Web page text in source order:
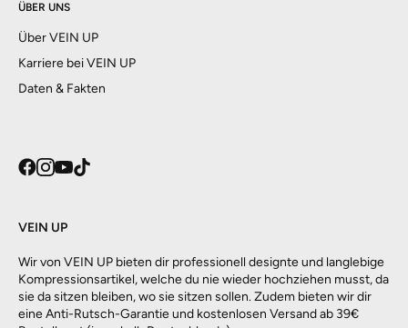
ÜBER UNS
Über VEIN UP
Karriere bei VEIN UP
Daten & Fakten
VEIN UP
Wir von VEIN UP bieten dir professionell designte und langlebige
Kompressionsartikel, welche du nie wieder hochziehen musst, da
sie da sitzen bleiben, wo sie sitzen sollen. Zudem bieten wir dir
eine Anti-Rutsch-Garantie und kostenlosen Versand ab 39€